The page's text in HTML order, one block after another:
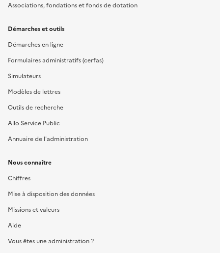
Associations, fondations et fonds de dotation
Démarches et outils
Démarches en ligne
Formulaires administratifs (cerfas)
Simulateurs
Modèles de lettres
Outils de recherche
Allo Service Public
Annuaire de l'administration
Nous connaître
Chiffres
Mise à disposition des données
Missions et valeurs
Aide
Vous êtes une administration ?